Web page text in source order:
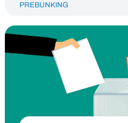
PREBUNKING